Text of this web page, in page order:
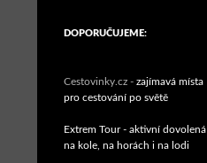
DOPORUČUJEME:
Cestovinky.cz - zajímavá místa
pro cestování po světě
Extrem Tour - aktivní dovolená
na kole, na horách i na lodi